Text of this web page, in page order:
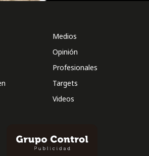
Medios
Opinión
Profesionales
Targets
Videos